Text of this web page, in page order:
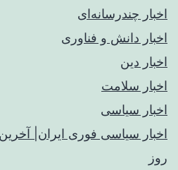
اخبار چندرسانه‌ای
اخبار دانش و فناوری
اخبار دین
اخبار سلامت
اخبار سیاسی
اخبار سیاسی فوری ایران|
روز